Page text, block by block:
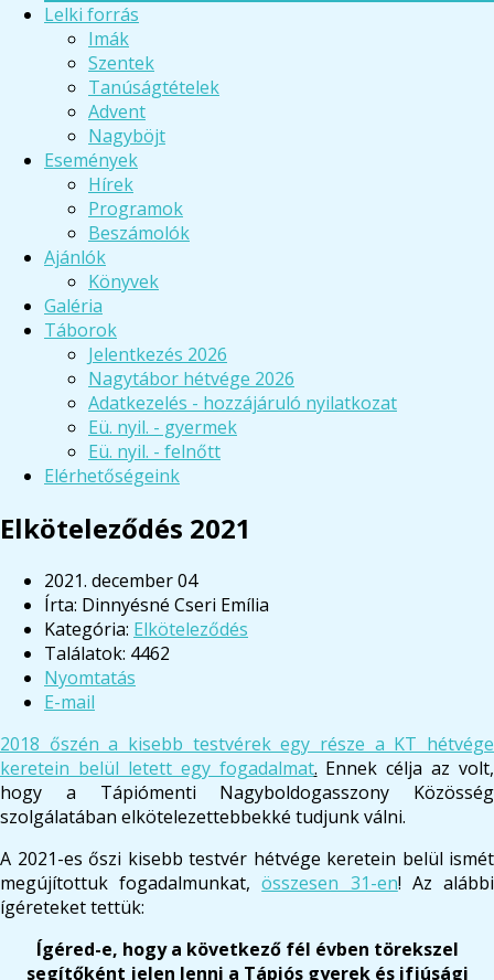
Lelki forrás
Imák
Szentek
Tanúságtételek
Advent
Nagyböjt
Események
Hírek
Programok
Beszámolók
Ajánlók
Könyvek
Galéria
Táborok
Jelentkezés 2026
Nagytábor hétvége 2026
Adatkezelés - hozzájáruló nyilatkozat
Eü. nyil. - gyermek
Eü. nyil. - felnőtt
Elérhetőségeink
Elköteleződés 2021
2021. december 04
Írta: Dinnyésné Cseri Emília
Kategória: Elköteleződés
Találatok: 4462
Nyomtatás
E-mail
2018 őszén a kisebb testvérek egy része a KT hétvége
keretein belül letett egy fogadalmat. Ennek célja az volt,
hogy a Tápiómenti Nagyboldogasszony Közösség
szolgálatában elkötelezettebbekké tudjunk válni.
A 2021-es őszi kisebb testvér hétvége keretein belül ismét
megújítottuk fogadalmunkat,összesen 31-en! Az alábbi
ígéreteket tettük:
Ígéred-e, hogy a következő fél évben törekszel
segítőként jelen lenni a Tápiós gyerek és ifjúsági